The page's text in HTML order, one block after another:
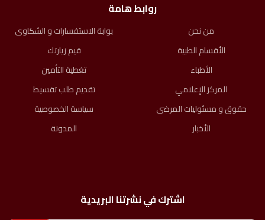
روابط هامة
من نحن
الأقسام الطبية
الأطباء
المركز الإعلامي
حقوق و مسئوليات المرضى​
الأخبار
بوابة الاستفسارات و الشكاوى
قيم زيارتك
تغطية التأمين
تقديم طلب تقسيط
سياسة الخصوصية
المدونة
اشترك في نشرتنا البريدية